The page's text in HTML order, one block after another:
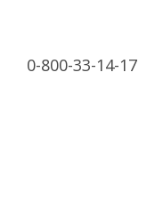
0-800-33-14-17